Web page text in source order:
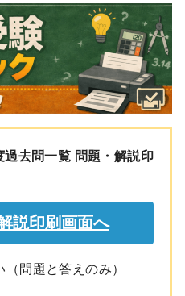
去問一覧 問題・解説印
問題と答えのみ）